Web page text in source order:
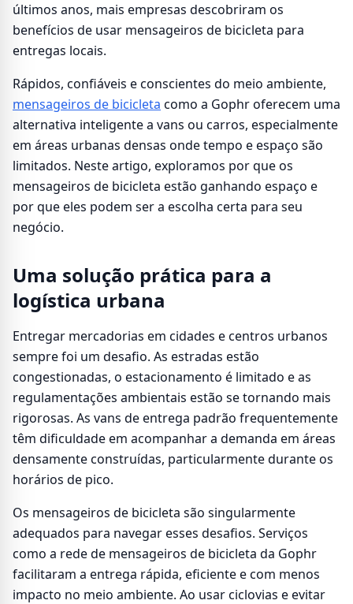
últimos anos, mais empresas descobriram os
benefícios de usar mensageiros de bicicleta para
entregas locais.
Rápidos, confiáveis e conscientes do meio ambiente,
mensageiros de bicicleta como a Gophr oferecem uma
alternativa inteligente a vans ou carros, especialmente
em áreas urbanas densas onde tempo e espaço são
limitados. Neste artigo, exploramos por que os
mensageiros de bicicleta estão ganhando espaço e
por que eles podem ser a escolha certa para seu
negócio.
Uma solução prática para a
logística urbana
Entregar mercadorias em cidades e centros urbanos
sempre foi um desafio. As estradas estão
congestionadas, o estacionamento é limitado e as
regulamentações ambientais estão se tornando mais
rigorosas. As vans de entrega padrão frequentemente
têm dificuldade em acompanhar a demanda em áreas
densamente construídas, particularmente durante os
horários de pico.
Os mensageiros de bicicleta são singularmente
adequados para navegar esses desafios. Serviços
como a rede de mensageiros de bicicleta da Gophr
facilitaram a entrega rápida, eficiente e com menos
impacto no meio ambiente. Ao usar ciclovias e evitar